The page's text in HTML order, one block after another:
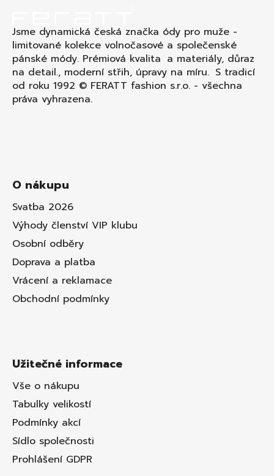
Jsme dynamická česká značka ódy pro muže -
limitované kolekce volnočasové a společenské
pánské módy. Prémiová kvalita a materiály, důraz
na detail., moderní střih, úpravy na míru. S tradicí
od roku 1992 © FERATT fashion s.r.o. - všechna
práva vyhrazena.
O nákupu
Svatba 2026
Výhody členství VIP klubu
Osobní odběry
Doprava a platba
Vrácení a reklamace
Obchodní podmínky
Užitečné informace
Vše o nákupu
Tabulky velikostí
Podmínky akcí
Sídlo společnosti
Prohlášení GDPR